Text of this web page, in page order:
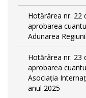
Hotărârea nr. 22
aprobarea
Adunarea
Hotărârea nr. 23
aprobarea
Asociația
anul 2025